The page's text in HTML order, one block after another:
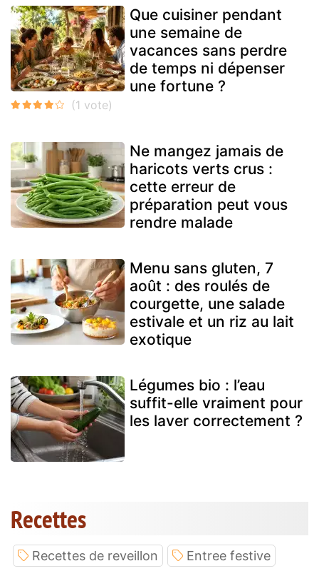
Que cuisiner pendant
une semaine de
vacances sans perdre
de temps ni dépenser
une fortune ?
Ne mangez jamais de
haricots verts crus :
cette erreur de
préparation peut vous
rendre malade
Menu sans gluten, 7
août : des roulés de
courgette, une salade
estivale et un riz au lait
exotique
Légumes bio : l’eau
suffit-elle vraiment pour
les laver correctement ?
Recettes
Recettes de reveillon
Entree festive